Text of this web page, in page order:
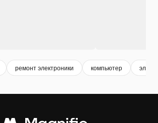
ремонт электроники компьютер